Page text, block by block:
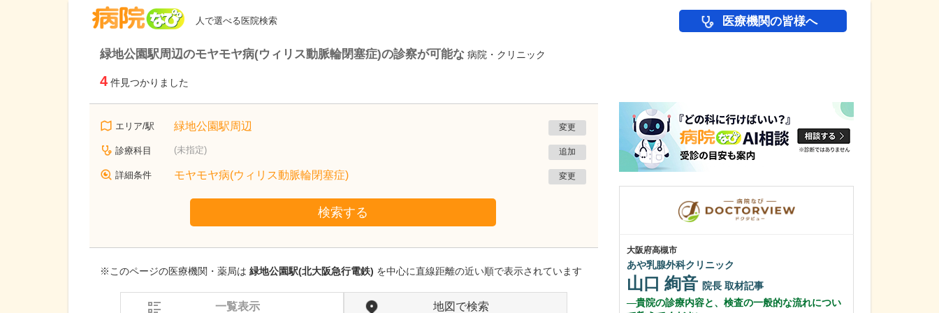
人で選べる医院検索 医療機関の皆様へ
緑地公園駅周辺のモヤモヤ病(ウィリス動脈輪閉塞症)の診察が可能な 病院・クリニック
4 件見つかりました
エリア/駅 緑地公園駅周辺 変更
診療科目 (未指定) 追加
詳細条件 モヤモヤ病(ウィリス動脈輪閉塞症) 変更
検索する
※このページの医療機関・薬局は 緑地公園駅(北大阪急行電鉄) を中心に直線距離の近い順で表示されています
一覧表示 地図で検索
大阪府高槻市
あや乳腺外科クリニック
山口 絢音 院長 取材記事
貴院の診療内容と、検査の一般的な流れについ
広島県広島市南区
塩田病院
医院の特長を教えてください。